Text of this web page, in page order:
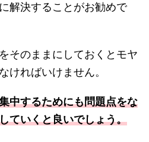
解決することがお勧めで
そのままにしておくとモヤ
ければいけません。
中するためにも問題点をな
ていくと良いでしょう。